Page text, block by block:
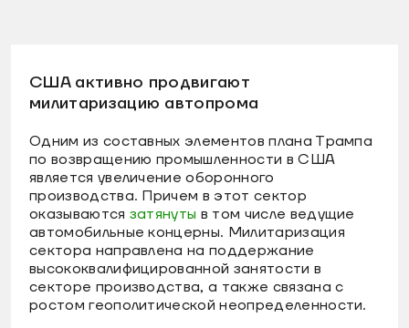
США активно продвигают
милитаризацию автопрома
Одним из составных элементов плана Трампа
по возвращению промышленности в США
является увеличение оборонного
производства. Причем в этот сектор
оказываются затянуты в том числе ведущие
автомобильные концерны. Милитаризация
сектора направлена на поддержание
высококвалифицированной занятости в
секторе производства, а также связана с
ростом геополитической неопределенности.